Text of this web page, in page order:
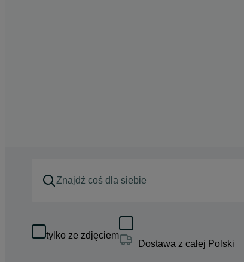
tylko ze zdjęciem
Dostawa z całej Polski